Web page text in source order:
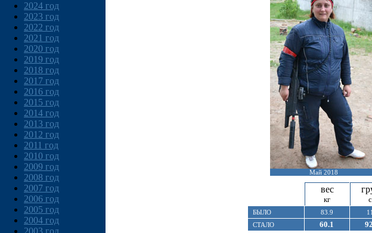
2024 год
2023 год
2022 год
2021 год
2020 год
2019 год
2018 год
2017 год
2016 год
2015 год
2014 год
2013 год
2012 год
2011 год
2010 год
2009 год
2008 год
2007 год
2006 год
2005 год
2004 год
2003 год
Май 2018
вес
кг
БЫЛО 83.9
СТАЛО
60.1